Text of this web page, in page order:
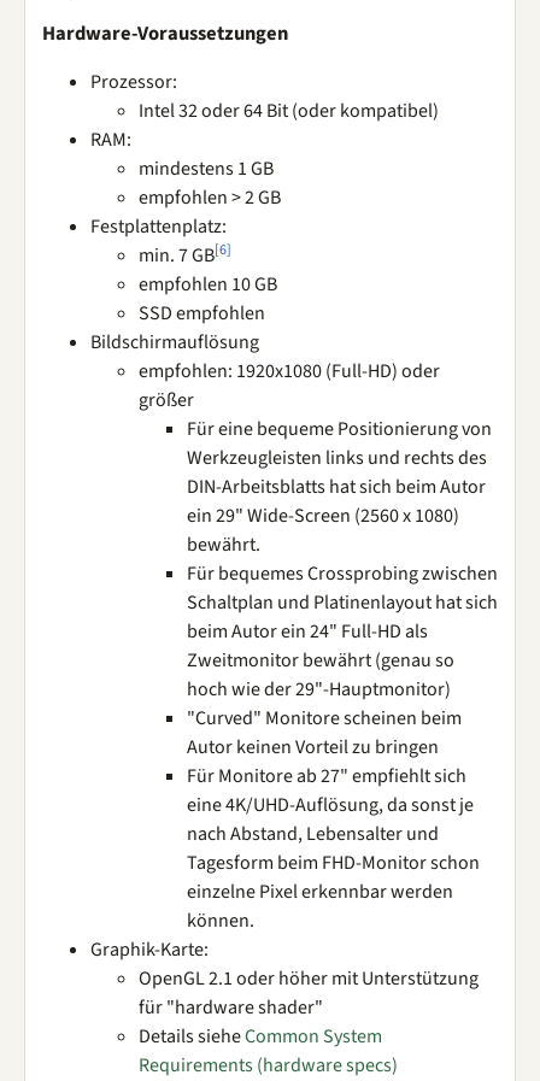
Hardware-Voraussetzungen
Prozessor:
Intel 32 oder 64 Bit (oder kompatibel)
RAM:
mindestens 1 GB
empfohlen > 2 GB
Festplattenplatz:
min. 7 GB[6]
empfohlen 10 GB
SSD empfohlen
Bildschirmauflösung
empfohlen: 1920x1080 (Full-HD) oder
größer
Für eine bequeme Positionierung von
Werkzeugleisten links und rechts des
DIN-Arbeitsblatts hat sich beim Autor
ein 29" Wide-Screen (2560 x 1080)
bewährt.
Für bequemes Crossprobing zwischen
Schaltplan und Platinenlayout hat sich
beim Autor ein 24" Full-HD als
Zweitmonitor bewährt (genau so
hoch wie der 29"-Hauptmonitor)
"Curved" Monitore scheinen beim
Autor keinen Vorteil zu bringen
Für Monitore ab 27" empfiehlt sich
eine 4K/UHD-Auflösung, da sonst je
nach Abstand, Lebensalter und
Tagesform beim FHD-Monitor schon
einzelne Pixel erkennbar werden
können.
Graphik-Karte:
OpenGL 2.1 oder höher mit Unterstützung
für "hardware shader"
Details sieheCommon System
Requirements (hardware specs)